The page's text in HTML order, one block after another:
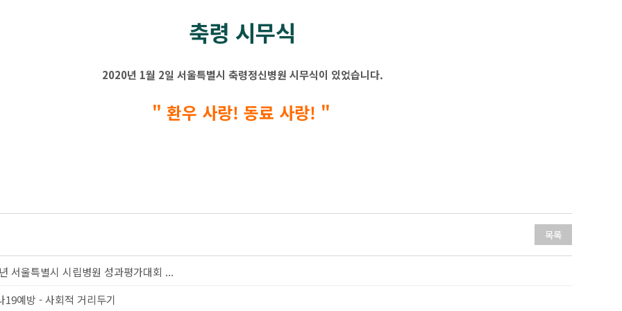
축령 시무식
2020년 1월 2일 서울특별시 축령정신병원 시무식이 있었습니다.
" 환우 사랑! 동료 사랑! "
목록
서울특별시 시립병원 성과평가대회 ...
19예방 - 사회적 거리두기